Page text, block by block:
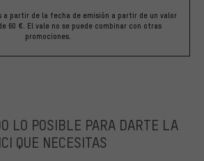
a partir de la fecha de emisión a partir de un valor
60 €. El vale no se puede combinar con otras
promociones.
LO POSIBLE PARA DARTE LA
QUE NECESITAS